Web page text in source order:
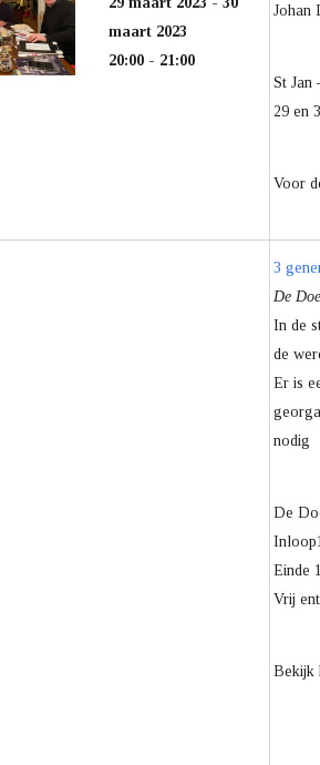
maart 2023
20:00 - 21:00
Johan
St Jan
29 en
Voor
3
De
In de
de
Er is
nodig
De
Einde
Vrij
Bekijk